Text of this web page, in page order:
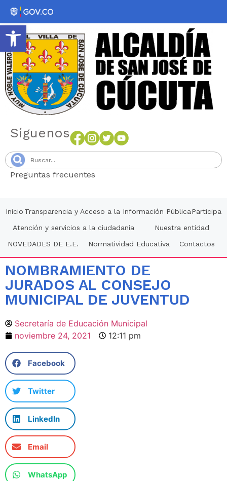
Abrir barra de herramientas
Síguenos
Preguntas frecuentes
Inicio Transparencia y Acceso a la Información PúblicaParticipa
Atención y servicios a la ciudadania
Nuestra entidad
NOVEDADES DE E.E.
Normatividad Educativa Contactos
NOMBRAMIENTO DE
JURADOS AL CONSEJO
MUNICIPAL DE JUVENTUD
Secretaría de Educación Municipal
noviembre 24, 2021
12:11 pm
Facebook
Twitter
LinkedIn
Email
WhatsApp